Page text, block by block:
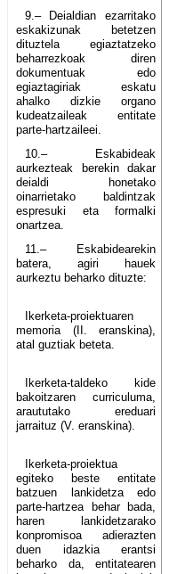
9.– Deialdian ezarritako
eskakizunak betetzen
dituztela egiaztatzeko
beharrezkoak diren
dokumentuak edo
egiaztagiriak eskatu
ahalko dizkie organo
kudeatzaileak entitate
parte-hartzaileei.
10.– Eskabideak
aurkezteak berekin dakar
deialdi honetako
oinarrietako baldintzak
espresuki eta formalki
onartzea.
11.– Eskabidearekin
batera, agiri hauek
aurkeztu beharko dituzte:
Ikerketa-proiektuaren
memoria (II. eranskina),
atal guztiak beteta.
Ikerketa-taldeko kide
bakoitzaren curriculuma,
araututako ereduari
jarraituz (V. eranskina).
Ikerketa-proiektua
egiteko beste entitate
batzuen lankidetza edo
parte-hartzea behar bada,
haren lankidetzarako
konpromisoa adierazten
duen idazkia erantsi
beharko da, entitatearen